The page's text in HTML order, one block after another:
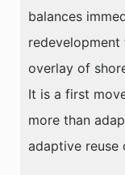
balances
overlay of
It is a first
more than
adaptive reuse